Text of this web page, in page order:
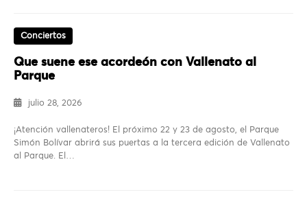
Conciertos
Que suene ese acordeón con Vallenato al
Parque
julio 28, 2026
¡Atención vallenateros! El próximo 22 y 23 de agosto, el Parque
Simón Bolívar abrirá sus puertas a la tercera edición de Vallenato
al Parque. El…